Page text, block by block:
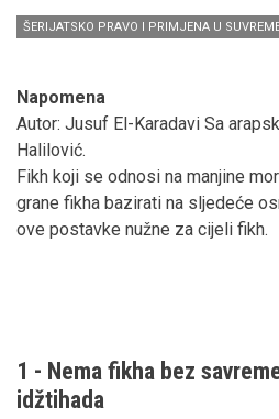
ŠERIJATSKO PRAVO I PRIMJENA U
Napomena
Autor: Jusuf El-Karadavi Sa
Halilović.
Fikh koji se odnosi na manjine
grane fikha bazirati na sljedeće
ove postavke nužne za cijeli fikh.
1 - Nema fikha bez
idžtihada